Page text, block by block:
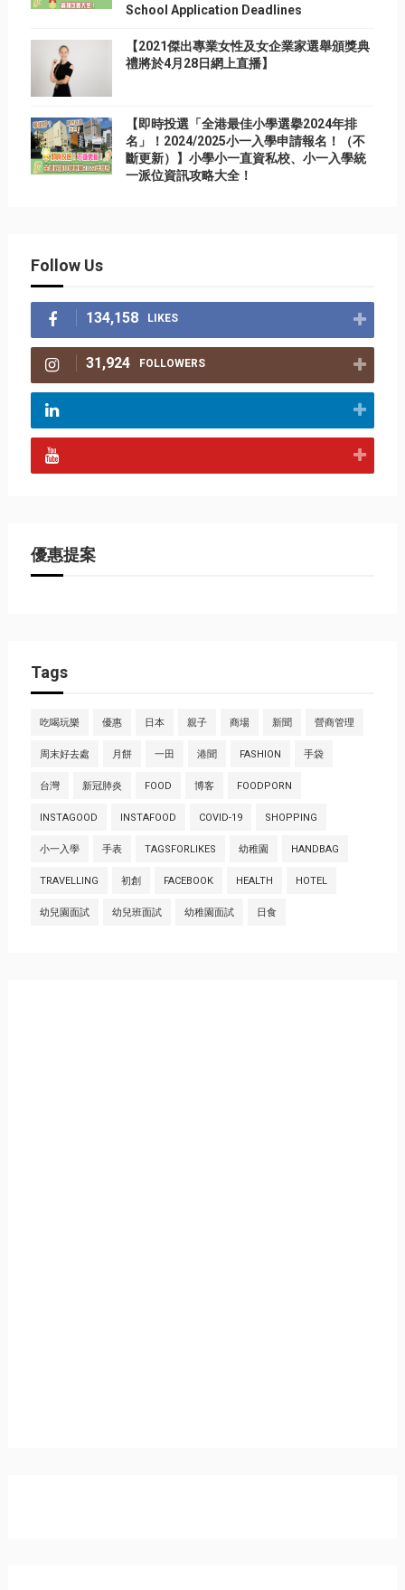
School Application Deadlines
【2021傑出專業女性及女企業家選舉頒獎典
禮將於4月28日網上直播】
【即時投選「全港最佳小學選擧2024年排
名」！2024/2025小一入學申請報名！（不
斷更新）】小學小一直資私校、小一入學統
一派位資訊攻略大全！
Follow Us
134,158 LIKES
31,924 FOLLOWERS
優惠提案
Tags
吃喝玩樂 優惠 日本 親子 商場 新聞 營商管理
周末好去處 月餅 一田 港聞 FASHION 手袋
台灣 新冠肺炎 FOOD 博客 FOODPORN
INSTAGOOD INSTAFOOD COVID-19 SHOPPING
小一入學 手表 TAGSFORLIKES 幼稚園 HANDBAG
TRAVELLING 初創 FACEBOOK HEALTH HOTEL
幼兒園面試 幼兒班面試 幼稚園面試 日食